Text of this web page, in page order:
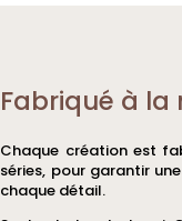
Fabriqué à
Chaque création est
séries, pour garantir
chaque détail.